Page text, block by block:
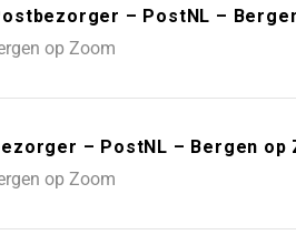
– PostNL –
op Zoom
– PostNL – Bergen op
op Zoom